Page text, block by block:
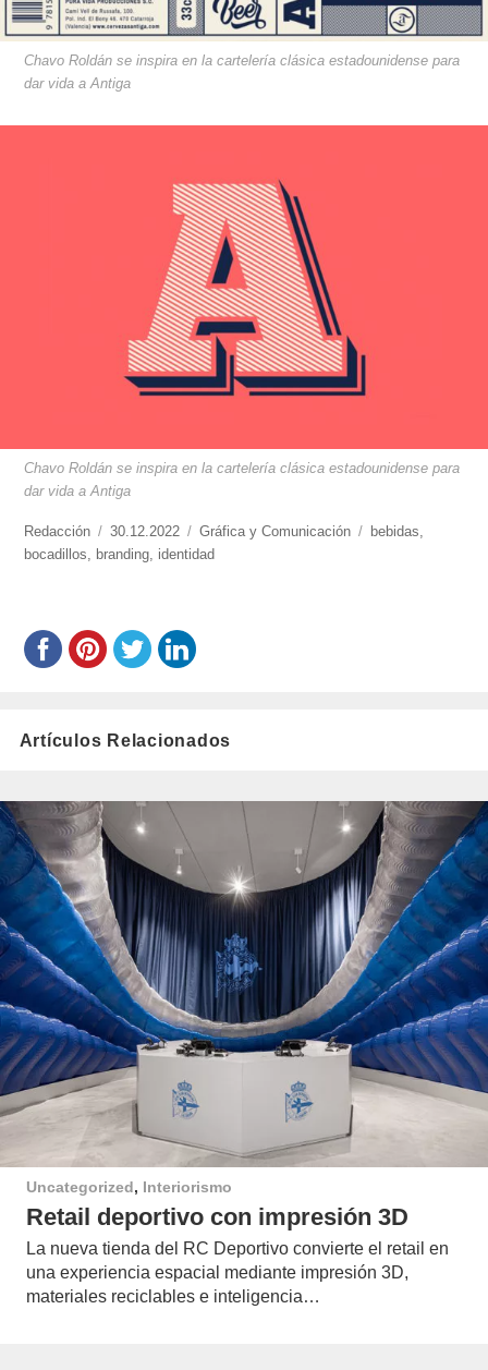
Chavo Roldán se inspira en la cartelería clásica estadounidense para
dar vida a Antiga
Chavo Roldán se inspira en la cartelería clásica estadounidense para
dar vida a Antiga
https://www.experimenta.es/author/redaccion/
Redacción
Publicado
el
30.12.2022 Categorías
Gráfica y Comunicación Etiquetas
bebidas,
bocadillos, branding, identidad
Artículos Relacionados
Uncategorized, Interiorismo
Retail deportivo con impresión 3D
La nueva tienda del RC Deportivo convierte el retail en
una experiencia espacial mediante impresión 3D,
materiales reciclables e inteligencia…